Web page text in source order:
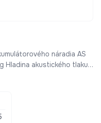
náradia AS
Hladina akustického tlaku
výkonu LwA (dB(A)) 89 |
/ 1,9 m/s2 Dĺžka bez
3-2 | Použitie aj s
| Nastavenie hlavice bez